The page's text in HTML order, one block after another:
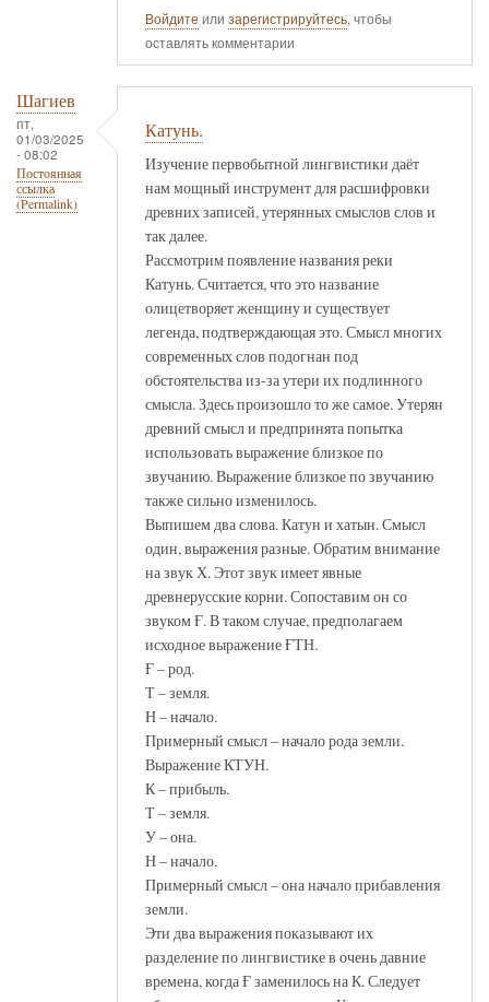
Войдите или зарегистрируйтесь, чтобы
оставлять комментарии
Шагиев
пт,
01/03/2025
- 08:02
Постоянная
ссылка
(Permalink)
Катунь.
Изучение первобытной лингвистики даёт
нам мощный инструмент для расшифровки
древних записей, утерянных смыслов слов и
так далее.
Рассмотрим появление названия реки
Катунь. Считается, что это название
олицетворяет женщину и существует
легенда, подтверждающая это. Смысл многих
современных слов подогнан под
обстоятельства из-за утери их подлинного
смысла. Здесь произошло то же самое. Утерян
древний смысл и предпринята попытка
использовать выражение близкое по
звучанию. Выражение близкое по звучанию
также сильно изменилось.
Выпишем два слова. Катун и хатын. Смысл
один, выражения разные. Обратим внимание
на звук Х. Этот звук имеет явные
древнерусские корни. Сопоставим он со
звуком Ғ. В таком случае, предполагаем
исходное выражение ҒТН.
Ғ – род.
Т – земля.
Н – начало.
Примерный смысл – начало рода земли.
Выражение КТУН.
К – прибыль.
Т – земля.
У – она.
Н – начало.
Примерный смысл – она начало прибавления
земли.
Эти два выражения показывают их
разделение по лингвистике в очень давние
времена, когда Ғ заменилось на К. Следует